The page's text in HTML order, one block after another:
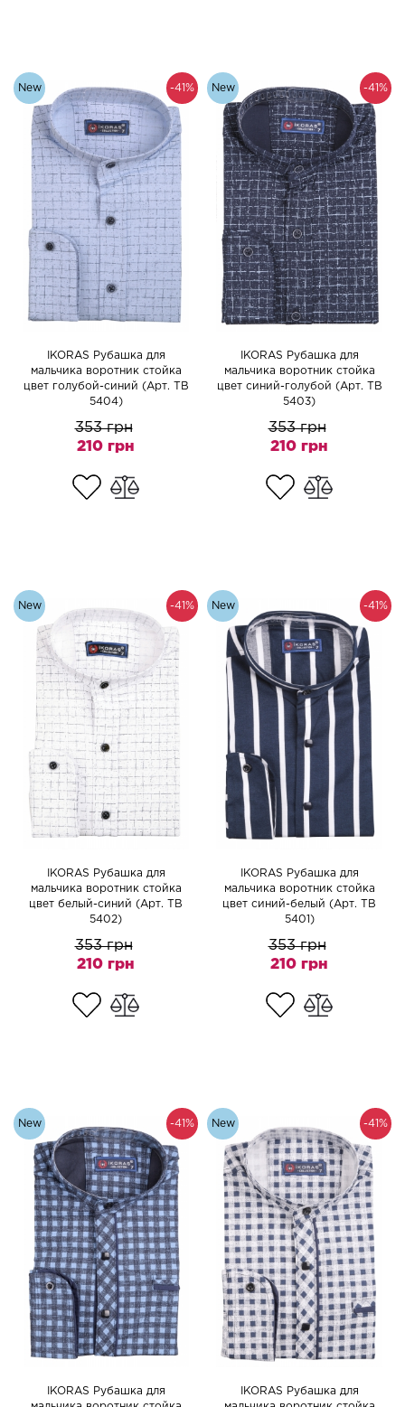
-41%
New
IKORAS Рубашка для
мальчика воротник стойка
цвет голубой-синий (Арт. TB
5404)
353 грн
210 грн
-41%
New
IKORAS Рубашка для
мальчика воротник стойка
цвет синий-голубой (Арт. TB
5403)
353 грн
210 грн
-41%
New
IKORAS Рубашка для
мальчика воротник стойка
цвет белый-синий (Арт. TB
5402)
353 грн
210 грн
-41%
New
IKORAS Рубашка для
мальчика воротник стойка
цвет синий-белый (Арт. TB
5401)
353 грн
210 грн
-41%
New
IKORAS Рубашка для
-41%
New
IKORAS Рубашка для